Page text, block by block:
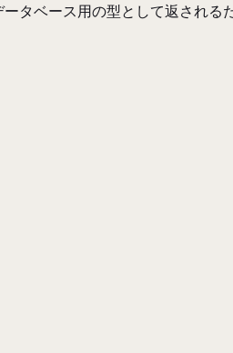
ベース用の型として返される